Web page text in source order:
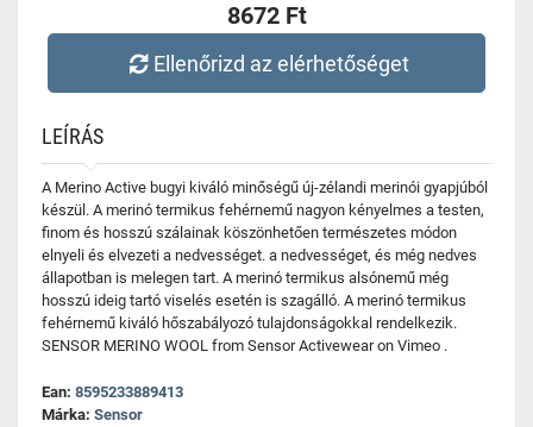
8672 Ft
Ellenőrizd az elérhetőséget
LEÍRÁS
A Merino Active bugyi kiváló minőségű új-zélandi merinói gyapjúból
készül. A merinó termikus fehérnemű nagyon kényelmes a testen,
finom és hosszú szálainak köszönhetően természetes módon
elnyeli és elvezeti a nedvességet. a nedvességet, és még nedves
állapotban is melegen tart. A merinó termikus alsónemű még
hosszú ideig tartó viselés esetén is szagálló. A merinó termikus
fehérnemű kiváló hőszabályozó tulajdonságokkal rendelkezik.
SENSOR MERINO WOOL from Sensor Activewear on Vimeo .
Ean: 8595233889413
Márka: Sensor